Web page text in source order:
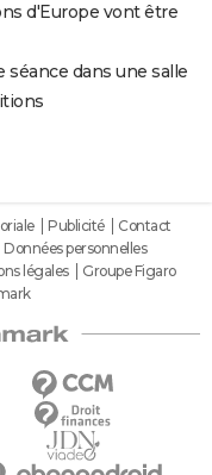
d'Europe vont être
séance dans une salle
Publicité
Contact
Données personnelles
légales
Groupe Figaro